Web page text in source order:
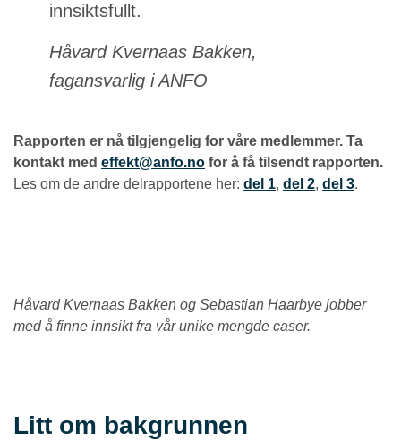
innsiktsfullt.
Håvard Kvernaas Bakken,
fagansvarlig i ANFO
Rapporten er nå tilgjengelig for våre medlemmer. Ta
kontakt med effekt@anfo.no for å få tilsendt rapporten.
Les om de andre delrapportene her: del 1, del 2, del 3.
Håvard Kvernaas Bakken og Sebastian Haarbye jobber
med å finne innsikt fra vår unike mengde caser.
Litt om bakgrunnen